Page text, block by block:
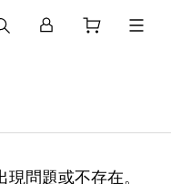
問題或不存在。